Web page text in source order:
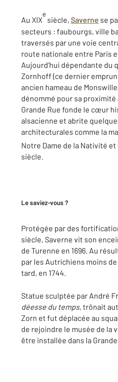
Au XIX
e
siècle, Saverne se
secteurs : faubourgs, ville
traversés par une voie
route nationale entre Paris
Aujourd’hui dépendante du
Zornhoff (ce dernier
ancien hameau de
dénommé pour sa proximité
Grande Rue fonde le cœur
alsacienne et abrite
architecturales comme la
Notre Dame de la Nativité et
siècle.
Le saviez-vous ?
Protégée par des
siècle, Saverne vit son
de Turenne en 1696. Au
par les Autrichiens moins
tard, en 1744.
Statue sculptée par André
déesse du temps, trônait
Zorn et fut déplacée au
de rejoindre le musée de la
être installée dans la